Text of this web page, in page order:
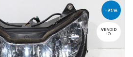
-91%
VENDID
O